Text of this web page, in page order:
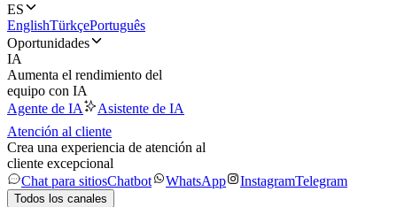
ES
EnglishTürkçePortuguês
Oportunidades
IA
Aumenta el rendimiento del
equipo con IA
Agente de IA
Asistente de IA
Atención al cliente
Crea una experiencia de atención al
cliente excepcional
Chat para sitiosChatbot WhatsApp InstagramTelegram
Todos los canales